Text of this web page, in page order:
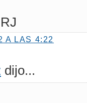
A LAS 4:22
dijo...